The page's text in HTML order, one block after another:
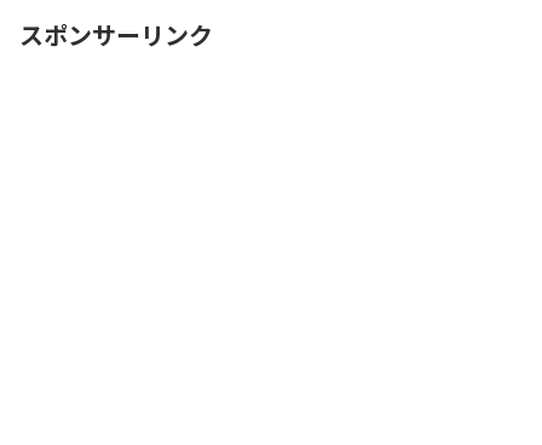
スポンサーリンク